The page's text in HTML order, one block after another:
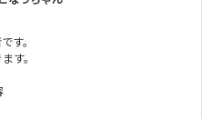
す。
す。